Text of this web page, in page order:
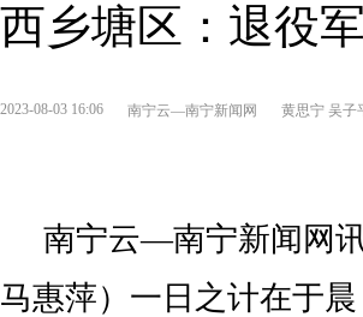
西乡塘区：退役
2023-08-03 16:06 南宁云—南宁新闻网 黄思宁 吴子
南宁云—南宁新闻网
马惠萍）一日之计在于